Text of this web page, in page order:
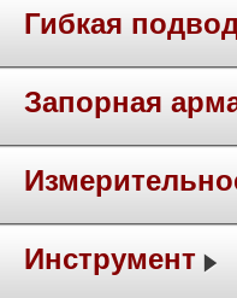
Гибкая
Запорная
Инструмент